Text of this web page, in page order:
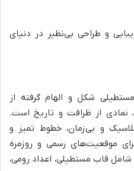
و طراحی بی‌نظیر در دنیای
شکل و الهام گرفته از
نمادی از ظرافت و تاریخ است.
و بی‌زمان، خطوط تمیز و
موقعیت‌های رسمی و روزمره
قاب مستطیلی، اعداد رومی،